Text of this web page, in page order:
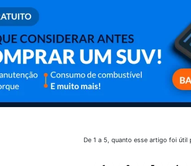
De 1 a 5, quanto esse artigo foi útil